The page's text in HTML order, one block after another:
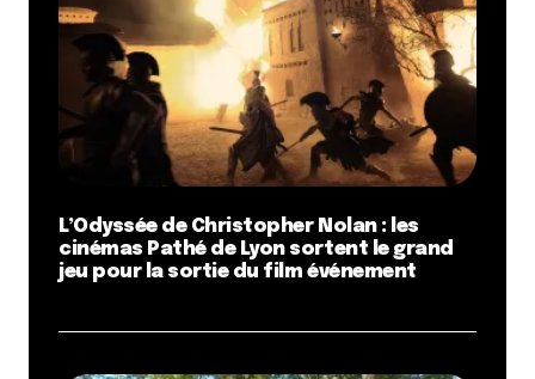
L’Odyssée de Christopher Nolan : les
cinémas Pathé de Lyon sortent le grand
jeu pour la sortie du film événement